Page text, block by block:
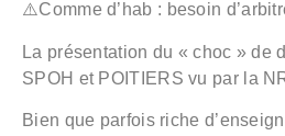
⚠️Comme d’hab : besoin
La présentation du « choc » de
SPOH et POITIERS vu par la
Bien que parfois riche